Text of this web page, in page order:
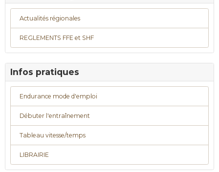
Actualités régionales
REGLEMENTS FFE et SHF
Infos pratiques
Endurance mode d'emploi
Débuter l'entraînement
Tableau vitesse/temps
LIBRAIRIE